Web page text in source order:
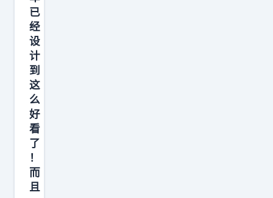
以
小
人
之
心
度
君
子
之
腹
，
大
一
圈
。
但
看
完
参
数
我
反
倒
已
经
设
计
到
这
么
好
看
了
！
而
且